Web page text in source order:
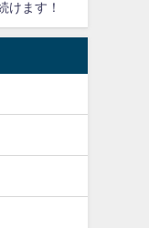
けます！